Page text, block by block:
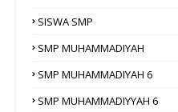
SISWA SMP
SMP MUHAMMADIYAH
SMP MUHAMMADIYAH 6
SMP MUHAMMADIYYAH 6